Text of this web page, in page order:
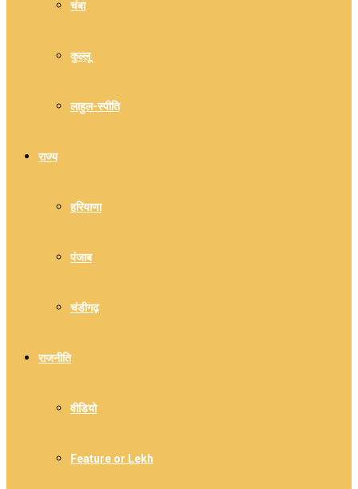
चंबा
कुल्लू
लाहुल-स्पीति
राज्य
हरियाणा
पंजाब
चंडीगढ़
राजनीति
वीडियो
Feature or Lekh